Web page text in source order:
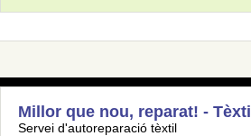
Millor que nou, reparat! - Tèxtil
Servei d'autoreparació tèxtil